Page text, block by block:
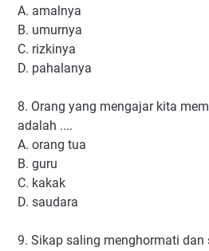
A. amalnya
B. umurnya
C. rizkinya
D. pahalanya
8. Orang yang mengajar kita
adalah ....
A. orang tua
B. guru
C. kakak
D. saudara
9. Sikap saling menghormati dan